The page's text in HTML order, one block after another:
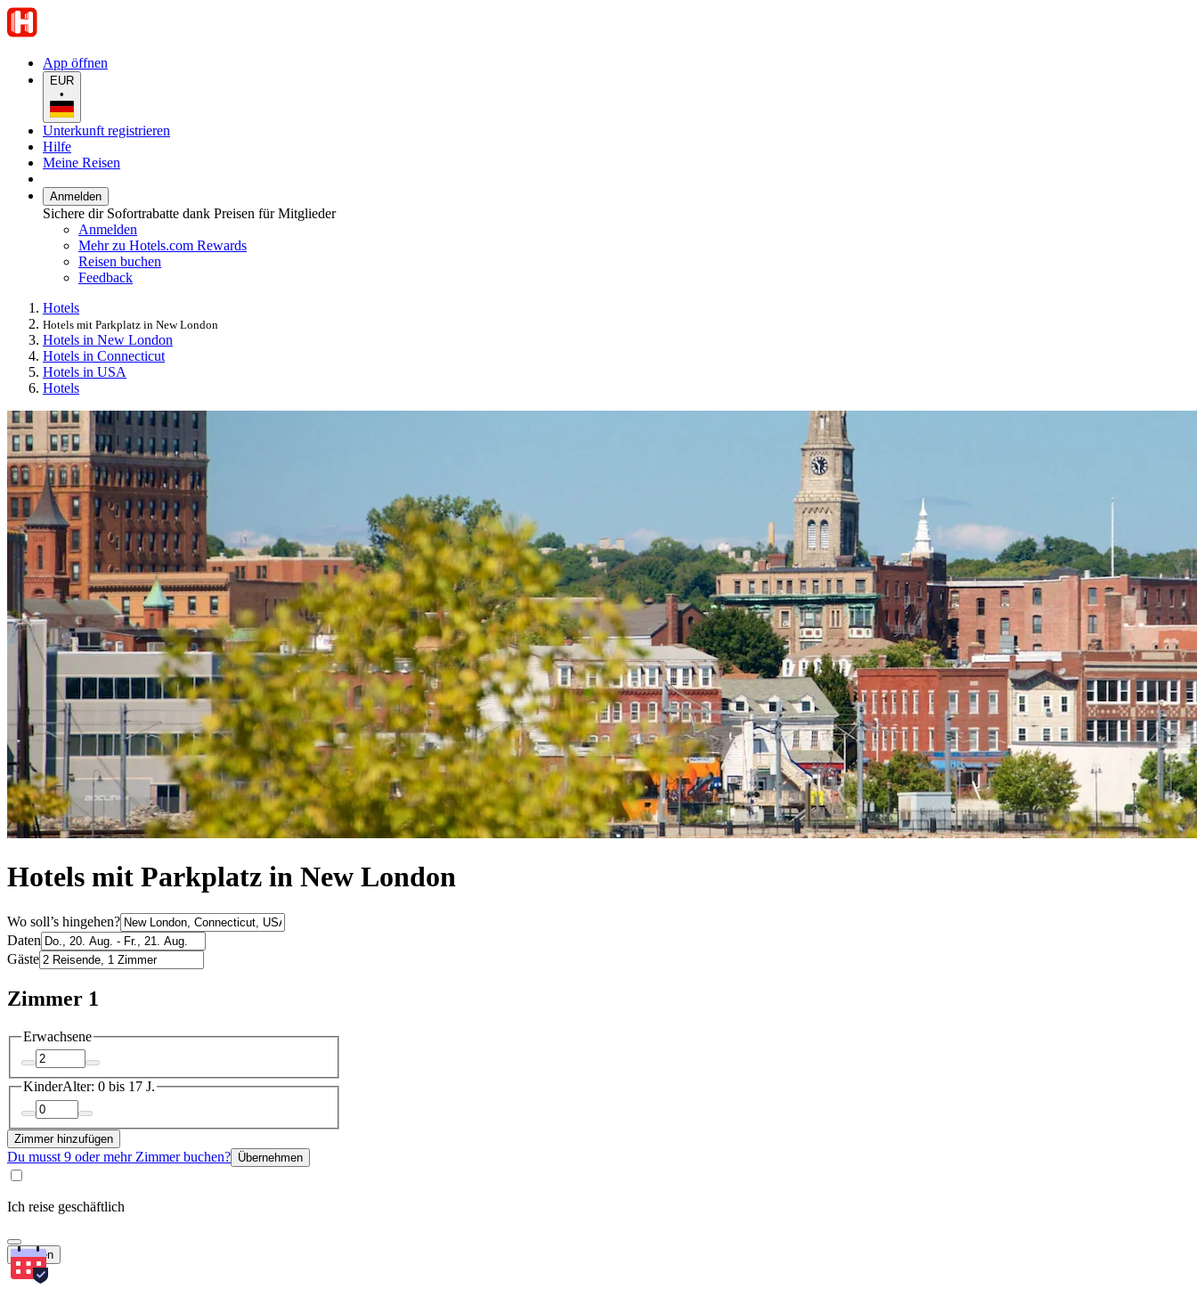
App öffnen
EUR
•
Unterkunft registrieren
Hilfe
Meine Reisen
Anmelden
Sichere dir Sofortrabatte dank Preisen für Mitglieder
Anmelden
Mehr zu Hotels.com Rewards
Reisen buchen
Feedback
Hotels
Hotels mit Parkplatz in New London
Hotels in New London
Hotels in Connecticut
Hotels in USA
Hotels
Hotels mit Parkplatz in New London
Wo soll’s hingehen?
Daten
Gäste
Zimmer 1
Erwachsene
KinderAlter: 0 bis 17 J.
Zimmer hinzufügen
Du musst 9 oder mehr Zimmer buchen? Übernehmen
Ich reise geschäftlich
Suchen